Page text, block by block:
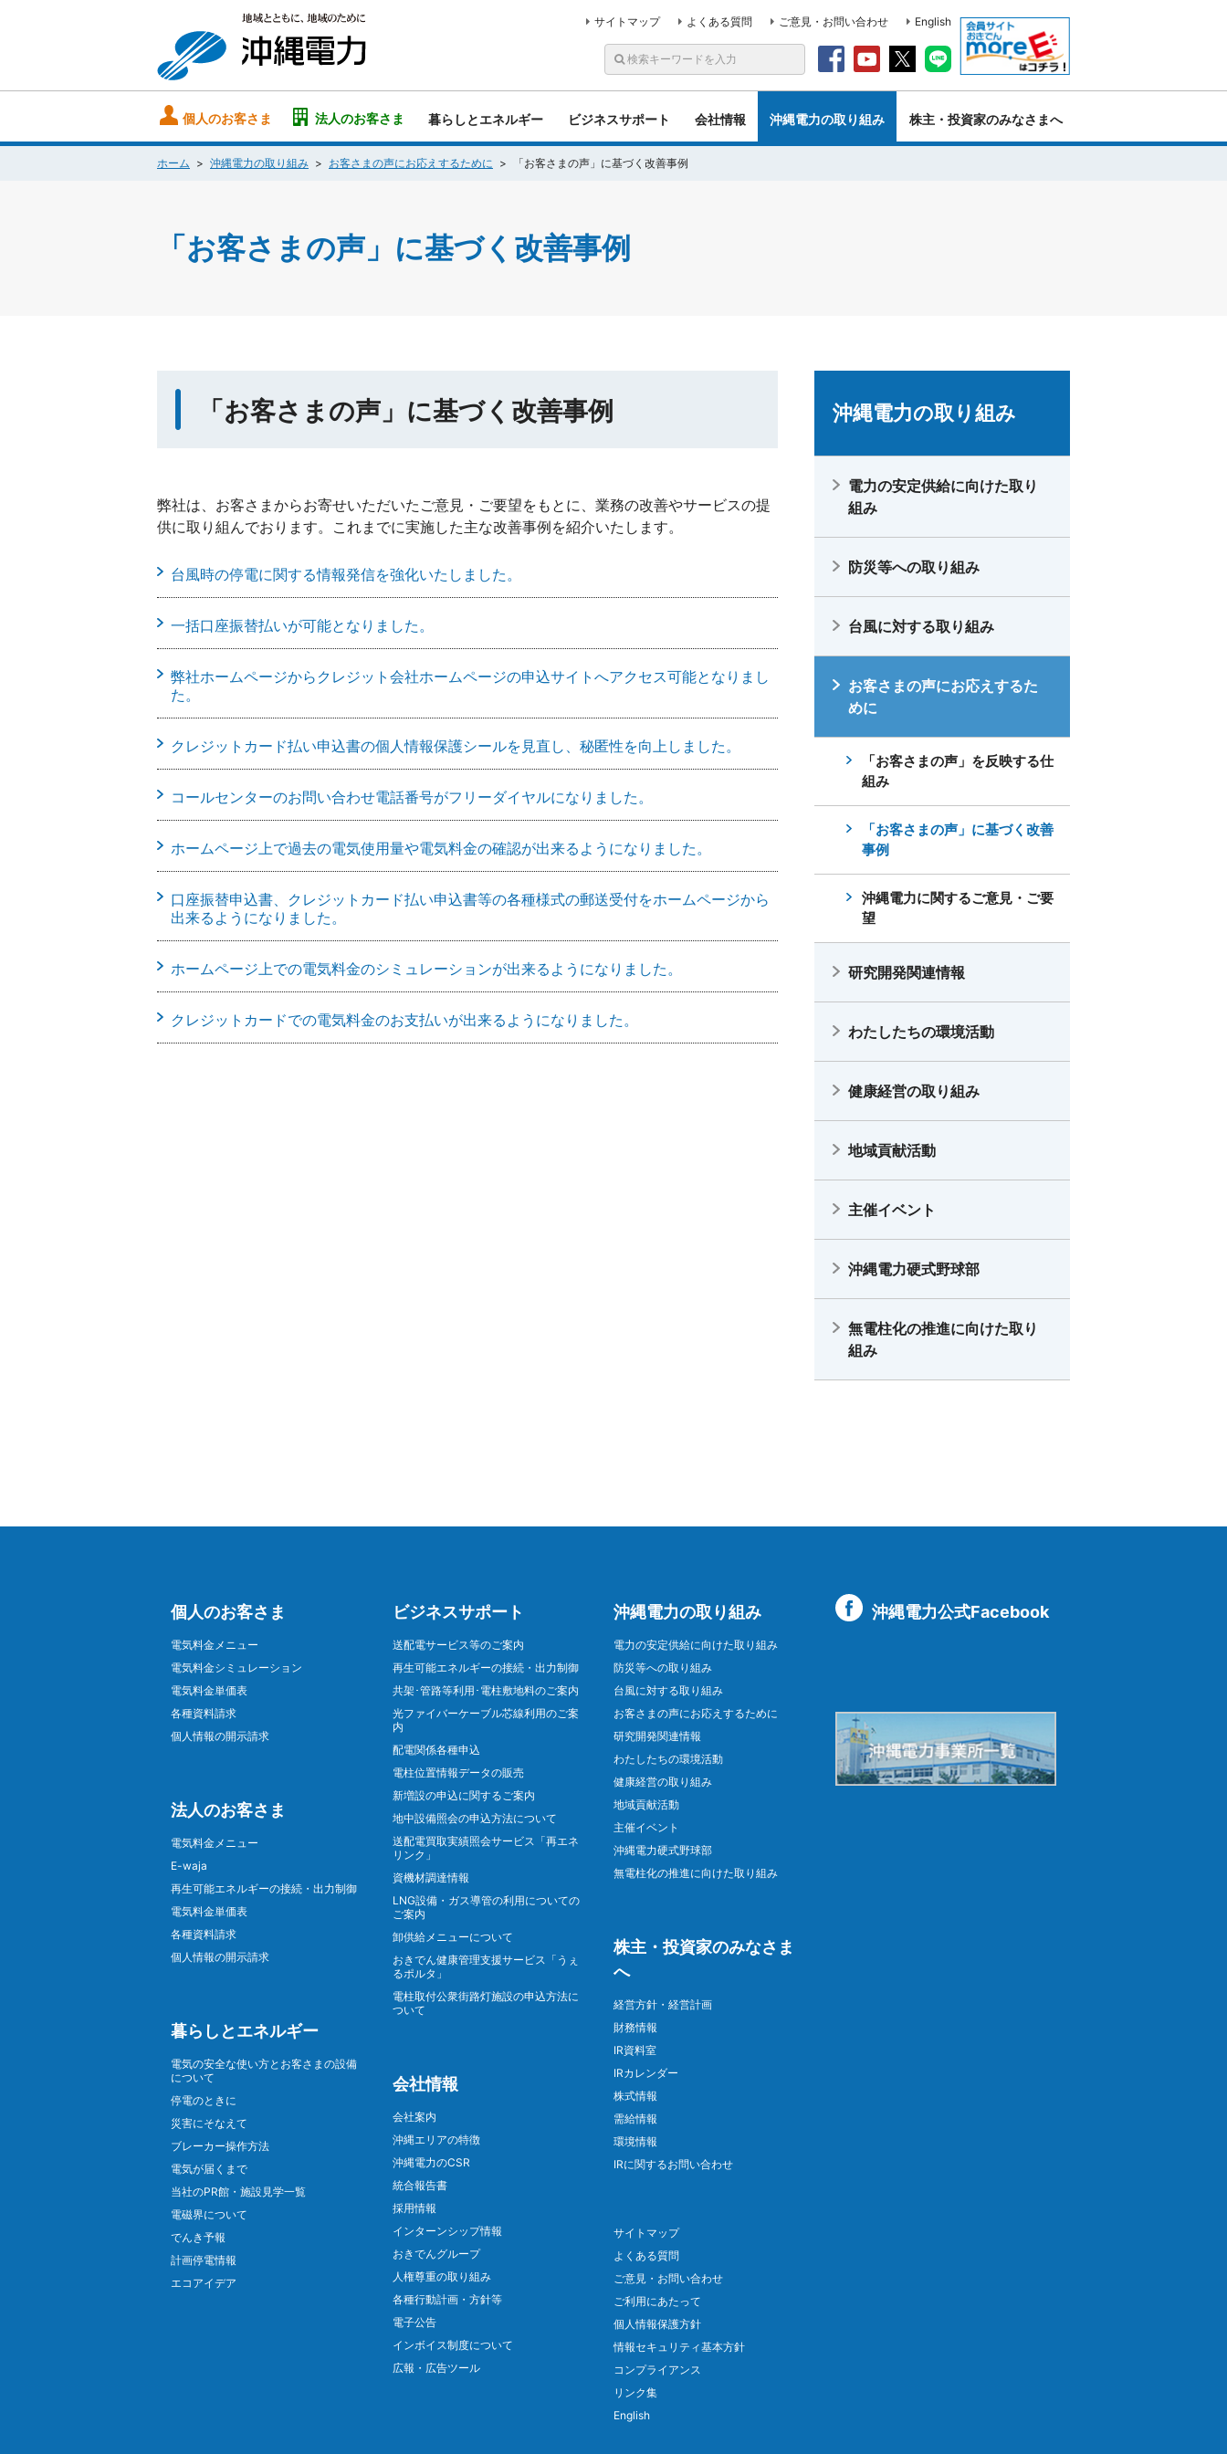
サイトマップ よくある質問 ご意見・お問い合わせ English
個人のお客さま 法人のお客さま 暮らしとエネルギー ビジネスサポート 会社情報 沖縄電力の取り組み 株主・投資家のみなさまへ
ホーム 沖縄電力の取り組み お客さまの声にお応えするために 「お客さまの声」に基づく改善事例
「お客さまの声」に基づく改善事例
「お客さまの声」に基づく改善事例
弊社は、お客さまからお寄せいただいたご意見・ご要望をもとに、業務の改善やサービスの提
供に取り組んでおります。これまでに実施した主な改善事例を紹介いたします。
台風時の停電に関する情報発信を強化いたしました。
一括口座振替払いが可能となりました。
弊社ホームページからクレジット会社ホームページの申込サイトへアクセス可能となりまし
た。
クレジットカード払い申込書の個人情報保護シールを見直し、秘匿性を向上しました。
コールセンターのお問い合わせ電話番号がフリーダイヤルになりました。
ホームページ上で過去の電気使用量や電気料金の確認が出来るようになりました。
口座振替申込書、クレジットカード払い申込書等の各種様式の郵送受付をホームページから
出来るようになりました。
ホームページ上での電気料金のシミュレーションが出来るようになりました。
クレジットカードでの電気料金のお支払いが出来るようになりました。
沖縄電力の取り組み
電力の安定供給に向けた取り
組み
防災等への取り組み
台風に対する取り組み
お客さまの声にお応えするた
めに
「お客さまの声」を反映する仕
組み
「お客さまの声」に基づく改善
事例
沖縄電力に関するご意見・ご要
望
研究開発関連情報
わたしたちの環境活動
健康経営の取り組み
地域貢献活動
主催イベント
沖縄電力硬式野球部
無電柱化の推進に向けた取り
組み
個人のお客さま
電気料金メニュー
電気料金シミュレーション
電気料金単価表
各種資料請求
個人情報の開示請求
法人のお客さま
電気料金メニュー
E-waja
再生可能エネルギーの接続・出力制御
電気料金単価表
各種資料請求
個人情報の開示請求
暮らしとエネルギー
電気の安全な使い方とお客さまの設備
について
停電のときに
災害にそなえて
ブレーカー操作方法
電気が届くまで
当社のPR館・施設見学一覧
電磁界について
でんき予報
計画停電情報
エコアイデア
ビジネスサポート
送配電サービス等のご案内
再生可能エネルギーの接続・出力制御
共架･管路等利用･電柱敷地料のご案内
光ファイバーケーブル芯線利用のご案
内
配電関係各種申込
電柱位置情報データの販売
新増設の申込に関するご案内
地中設備照会の申込方法について
送配電買取実績照会サービス「再エネ
リンク」
資機材調達情報
LNG設備・ガス導管の利用についての
ご案内
卸供給メニューについて
おきでん健康管理支援サービス「うぇ
るポルタ」
電柱取付公衆街路灯施設の申込方法に
ついて
会社情報
会社案内
沖縄エリアの特徴
沖縄電力のCSR
統合報告書
採用情報
インターンシップ情報
おきでんグループ
人権尊重の取り組み
各種行動計画・方針等
電子公告
インボイス制度について
広報・広告ツール
沖縄電力の取り組み
電力の安定供給に向けた取り組み
防災等への取り組み
台風に対する取り組み
お客さまの声にお応えするために
研究開発関連情報
わたしたちの環境活動
健康経営の取り組み
地域貢献活動
主催イベント
沖縄電力硬式野球部
無電柱化の推進に向けた取り組み
株主・投資家のみなさま
へ
経営方針・経営計画
財務情報
IR資料室
IRカレンダー
株式情報
需給情報
環境情報
IRに関するお問い合わせ
サイトマップ
よくある質問
ご意見・お問い合わせ
ご利用にあたって
個人情報保護方針
情報セキュリティ基本方針
コンプライアンス
リンク集
English
沖縄電力公式Facebook